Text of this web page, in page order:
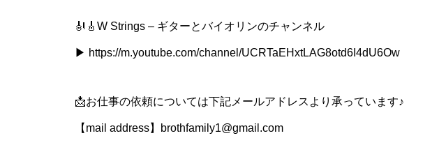
🎻🎸W Strings – ギターとバイオリンのチャンネル
▶ https://m.youtube.com/channel/UCRTaEHxtLAG8otd6I4dU6Ow
📩お仕事の依頼については下記メールアドレスより承っています♪
【mail address】brothfamily1@gmail.com